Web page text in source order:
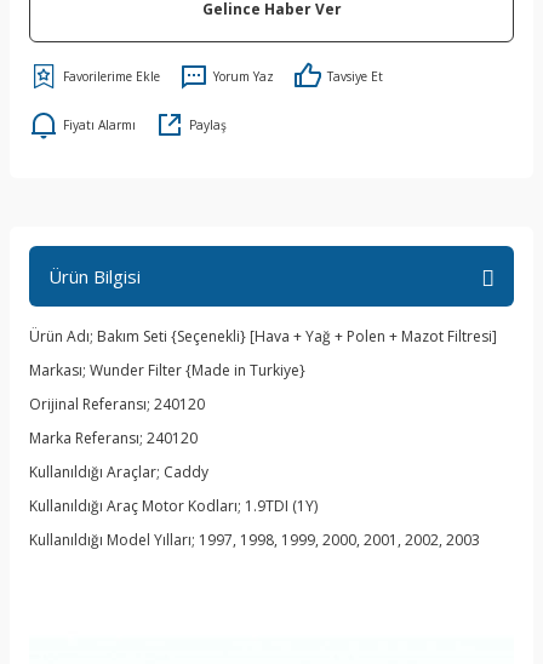
Gelince Haber Ver
Yorum Yaz Tavsiye Et
Fiyatı Alarmı Paylaş
Ürün Bilgisi
Ürün Adı; Bakım Seti {Seçenekli} [Hava + Yağ + Polen + Mazot Filtresi]
Markası; Wunder Filter {Made in Turkiye}
Orijinal Referansı; 240120
Marka Referansı; 240120
Kullanıldığı Araçlar; Caddy
Kullanıldığı Araç Motor Kodları; 1.9TDI (1Y)
Kullanıldığı Model Yılları; 1997, 1998, 1999, 2000, 2001, 2002, 2003